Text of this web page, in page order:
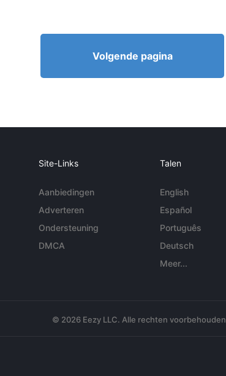
Volgende pagina
Site-Links
Aanbiedingen
Adverteren
Ondersteuning
DMCA
Talen
English
Español
Português
Deutsch
Meer...
© 2026 Eezy LLC. Alle rechten voorbehouden